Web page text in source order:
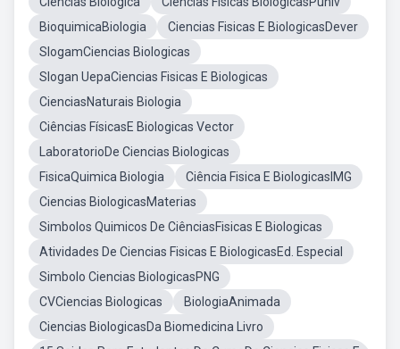
BioquimicaBiologia
Ciencias Fisicas E BiologicasDever
SlogamCiencias Biologicas
Slogan UepaCiencias Fisicas E Biologicas
CienciasNaturais Biologia
Ciências FísicasE Biologicas Vector
LaboratorioDe Ciencias Biologicas
FisicaQuimica Biologia
Ciência Fisica E BiologicasIMG
Ciencias BiologicasMaterias
Simbolos Quimicos De CiênciasFisicas E Biologicas
Atividades De Ciencias Fisicas E BiologicasEd. Especial
Simbolo Ciencias BiologicasPNG
CVCiencias Biologicas
BiologiaAnimada
Ciencias BiologicasDa Biomedicina Livro